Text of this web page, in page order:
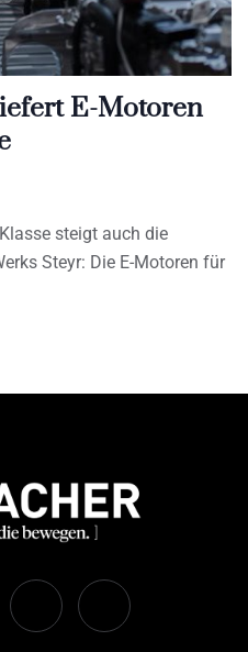
E-Motoren
steigt auch die
Steyr: Die E-Motoren für